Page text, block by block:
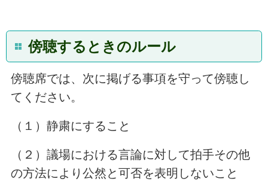
傍聴するときのルール
傍聴席では、次に掲げる事項を守って傍聴し
てください。
（１）静粛にすること
（２）議場における言論に対して拍手その他
の方法により公然と可否を表明しないこと